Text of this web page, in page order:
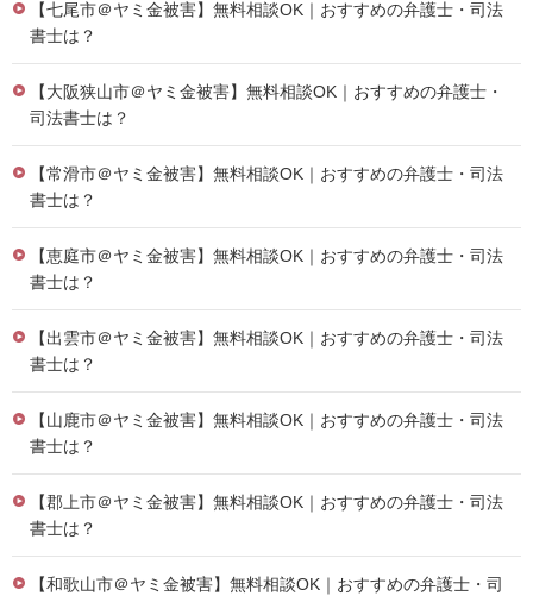
【七尾市＠ヤミ金被害】無料相談OK｜おすすめの弁護士・司法
書士は？
【大阪狭山市＠ヤミ金被害】無料相談OK｜おすすめの弁護士・
司法書士は？
【常滑市＠ヤミ金被害】無料相談OK｜おすすめの弁護士・司法
書士は？
【恵庭市＠ヤミ金被害】無料相談OK｜おすすめの弁護士・司法
書士は？
【出雲市＠ヤミ金被害】無料相談OK｜おすすめの弁護士・司法
書士は？
【山鹿市＠ヤミ金被害】無料相談OK｜おすすめの弁護士・司法
書士は？
【郡上市＠ヤミ金被害】無料相談OK｜おすすめの弁護士・司法
書士は？
【和歌山市＠ヤミ金被害】無料相談OK｜おすすめの弁護士・司